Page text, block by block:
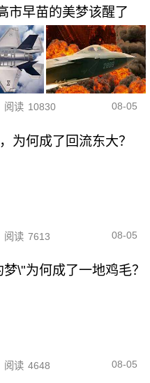
市早苗的美梦该醒了
阅读 10830 08-05
为何成了回流东大？
阅读 7613 08-05
\"为何成了一地鸡毛？
阅读 4648 08-05